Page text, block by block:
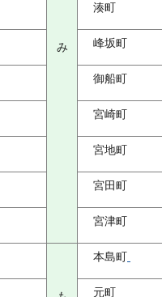
み
湊町
峰坂町
御船町
宮崎町
宮地町
宮田町
宮津町
本島町
元町